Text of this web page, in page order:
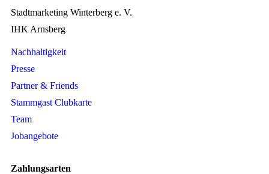
Stadtmarketing Winterberg e. V.
IHK Arnsberg
Nachhaltigkeit
Presse
Partner & Friends
Stammgast Clubkarte
Team
Jobangebote
Zahlungsarten